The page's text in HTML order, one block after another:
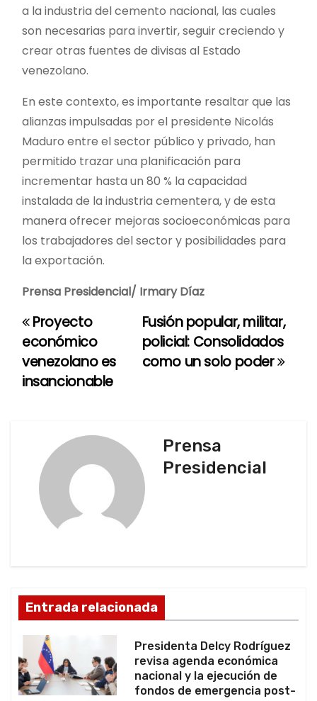
a la industria del cemento nacional, las cuales
son necesarias para invertir, seguir creciendo y
crear otras fuentes de divisas al Estado
venezolano.
En este contexto, es importante resaltar que las
alianzas impulsadas por el presidente Nicolás
Maduro entre el sector público y privado, han
permitido trazar una planificación para
incrementar hasta un 80 % la capacidad
instalada de la industria cementera, y de esta
manera ofrecer mejoras socioeconómicas para
los trabajadores del sector y posibilidades para
la exportación.
Prensa Presidencial/ Irmary Díaz
N
a
v
n
d
e
e
Fusión popular, militar,
policial: Consolidados
como un solo poder
Proyecto
económico
venezolano es
insancionable
Prensa
Presidencial
Entrada relacionada
Presidenta Delcy Rodríguez
revisa agenda económica
nacional y la ejecución de
fondos de emergencia post-